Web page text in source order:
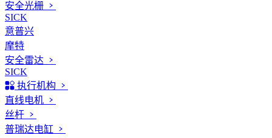
安全光栅
SICK
意普兴
摩特
安全雷达
SICK
执行机构
直线电机
丝杆
普瑞达电缸